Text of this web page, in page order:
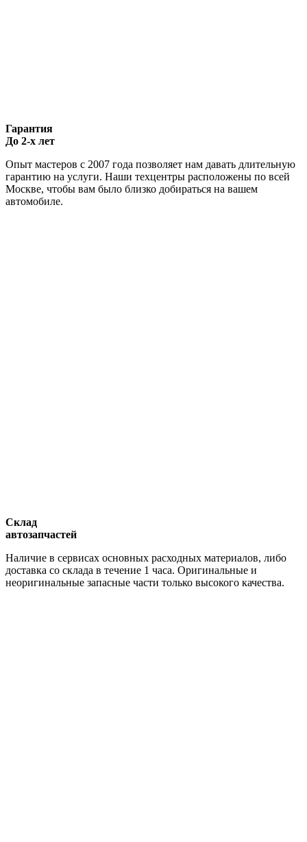
Гарантия
До 2-х лет
Опыт мастеров с 2007 года позволяет нам давать длительную
гарантию на услуги. Наши техцентры расположены по всей
Москве, чтобы вам было близко добираться на вашем
автомобиле.
Склад
автозапчастей
Наличие в сервисах основных расходных материалов, либо
доставка со склада в течение 1 часа. Оригинальные и
неоригинальные запасные части только высокого качества.